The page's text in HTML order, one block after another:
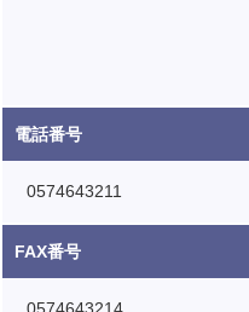
電話番号
0574643211
FAX番号